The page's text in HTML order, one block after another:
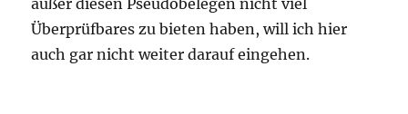
Überprüfbares zu bieten haben, will ich hier
auch gar nicht weiter darauf eingehen.